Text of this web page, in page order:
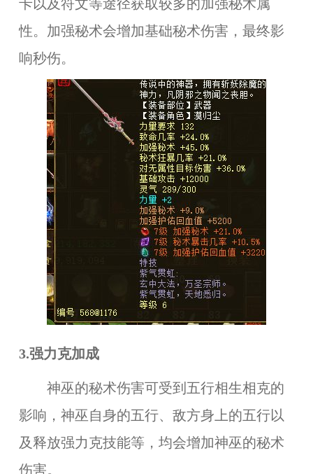
卡以及符文等途径获取较多的加强秘术属
性。加强秘术会增加基础秘术伤害，最终影
响秒伤。
3.强力克加成
神巫的秘术伤害可受到五行相生相克的
影响，神巫自身的五行、敌方身上的五行以
及释放强力克技能等，均会增加神巫的秘术
伤害。